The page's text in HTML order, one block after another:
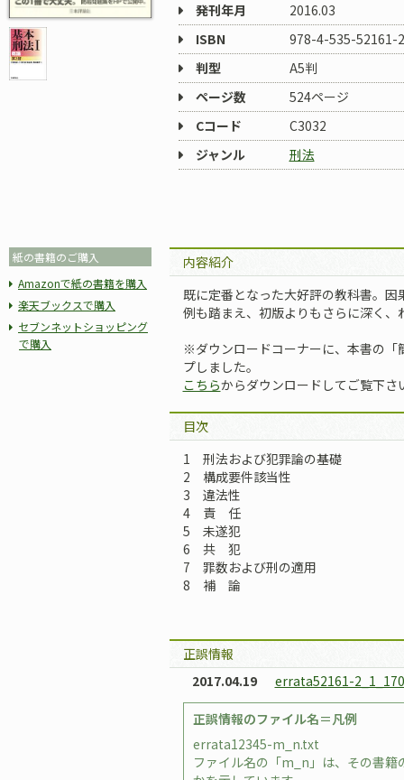
発刊年月
2016.03
ISBN
978-4-535-52161-2
判型
A5判
ページ数
524ページ
Cコード
C3032
ジャンル
刑法
紙の書籍のご購入
Amazonで紙の書籍を購入
楽天ブックスで購入
セブンネットショッピング
で購入
内容紹介
既に定番となった大好評の教科書。
例も踏まえ、初版よりもさらに深く、
※ダウンロードコーナーに、本書の「
プしました。
こちらからダウンロードしてご覧下さ
目次
1 刑法および犯罪論の基礎
2 構成要件該当性
3 違法性
4 責 任
5 未遂犯
6 共 犯
7 罪数および刑の適用
8 補 論
正誤情報
2017.04.19
errata52161-
正誤情報のファイル名＝凡例
errata12345-m_n.txt
ファイル名の「m_n」は、その書